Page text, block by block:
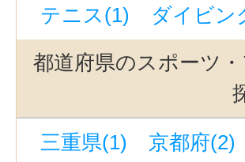
綾ノ町駅(1)
大正駅(
なにわ橋駅(1)
阿倍
河内松
中津駅(阪急)（大阪）
大阪難波駅(1)
東梅
テニス(1)
ダイビン
都道府県のスポーツ
三重県(1) 京都府(2)